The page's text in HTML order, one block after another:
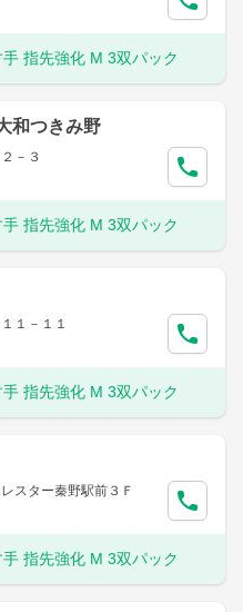
指先強化 M 3双パック
和つきみ野
－３
指先強化 M 3双パック
１－１１
指先強化 M 3双パック
スター秦野駅前３Ｆ
指先強化 M 3双パック